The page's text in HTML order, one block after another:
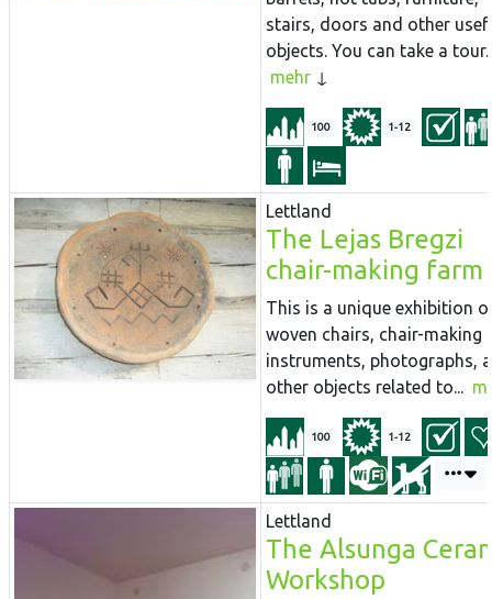
stairs, doors and other
objects. You can take a
mehr
100 1-12
Lettland
The Lejas Bregzi
chair-making farm
This is a unique exhibition
woven chairs, chair-making
instruments, photographs,
other objects related to...
100 1-12
Lettland
The Alsunga
Workshop